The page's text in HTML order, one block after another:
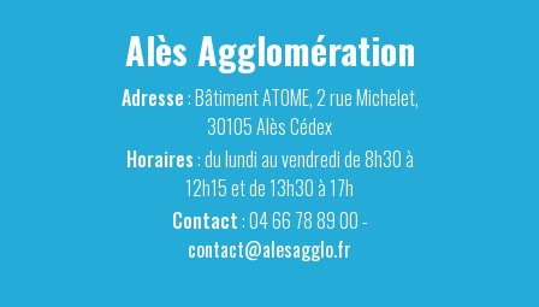
Alès Agglomération
Adresse: Bâtiment ATOME, 2 rue Michelet,
30105 Alès Cédex
Horaires: du lundi au vendredi de 8h30 à
12h15 et de 13h30 à 17h
Contact: 04 66 78 89 00 -
contact@alesagglo.fr